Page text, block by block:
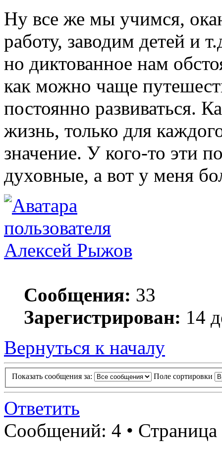
Ну все же мы учимся,
работу, заводим детей и
но диктованное нам
как можно чаще
постоянно развиваться.
жизнь, только для
значение. У кого-то эти
духовные, а вот у меня
Алексей Рыжов
Сообщения: 33
Зарегистрирован: 14
Вернуться к началу
Показать сообщения за: Поле сортировки
Ответить
Сообщений: 4 • Страница